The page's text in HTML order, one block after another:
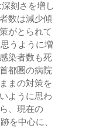
刻さを増し
数は減少傾
がとられて
うように増
染者数も死
都圏の病院
まの対策を
ように思わ
、現在の
を中心に、